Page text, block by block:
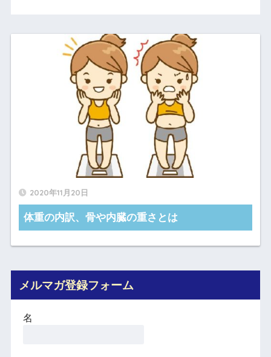
2020年11月20日
体重の内訳、骨や内臓の重さとは
メルマガ登録フォーム
名